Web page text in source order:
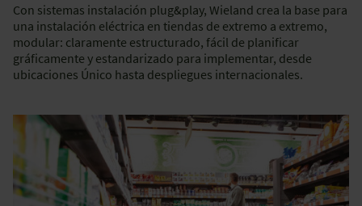
Con sistemas instalación plug&play, Wieland crea la base para
una instalación eléctrica en tiendas de extremo a extremo,
modular: claramente estructurado, fácil de planificar
gráficamente y estandarizado para implementar, desde
ubicaciones Único hasta despliegues internacionales.